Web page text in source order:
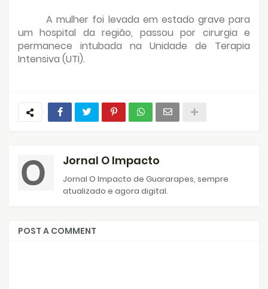
A mulher foi levada em estado grave para
um hospital da região, passou por cirurgia e
permanece intubada na Unidade de Terapia
Intensiva (UTI).
Jornal O Impacto
Jornal O Impacto de Guararapes, sempre
atualizado e agora digital.
POST A COMMENT